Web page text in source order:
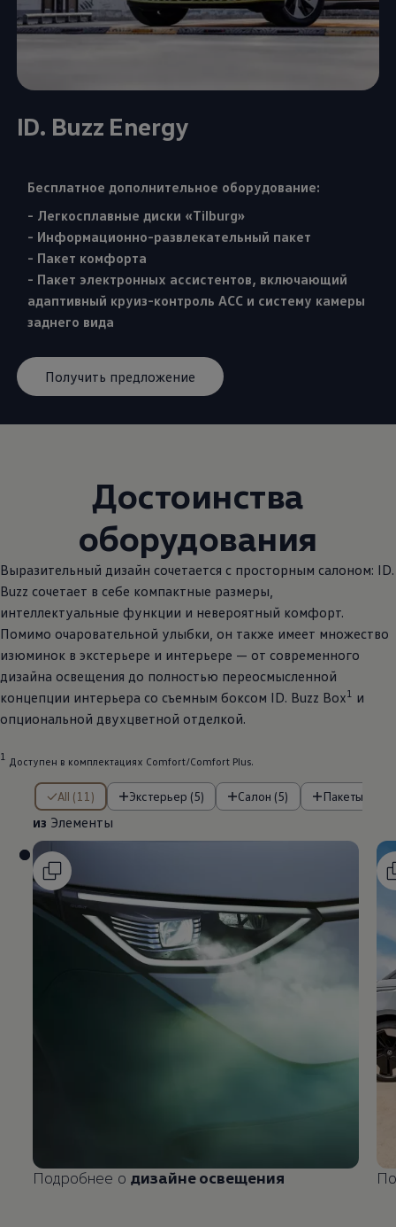
ID. Buzz Energy
Бесплатное дополнительное оборудование:
- Легкосплавные диски «Tilburg»
- Информационно-развлекательный пакет
- Пакет комфорта
- Пакет электронных ассистентов, включающий
адаптивный круиз-контроль ACC и систему камеры
заднего вида
Получить предложение
Достоинства
оборудования
Выразительный дизайн сочетается с просторным салоном: ID.
Buzz сочетает в себе компактные размеры,
интеллектуальные функции и невероятный комфорт.
Помимо очаровательной улыбки, он также имеет множество
изюминок в экстерьере и интерьере — от современного
дизайна освещения до полностью переосмысленной
концепции интерьера со съемным боксом ID. Buzz Box1 и
опциональной двухцветной отделкой.
1 Доступен в комплектациях Comfort/Comfort Plus.
All (11) Экстерьер (5) Салон (5) Пакеты (1)
из Элементы
из Элементы
Подробнее о дизайне освещения